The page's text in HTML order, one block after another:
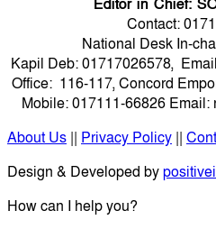
Editor in Chief:
Contact:
National Desk In-
Kapil Deb: 01717026578,
Office: 116-117, Concord
Mobile: 017111-66826
About Us || Privacy Policy ||
Design & Developed by
How can I help you?